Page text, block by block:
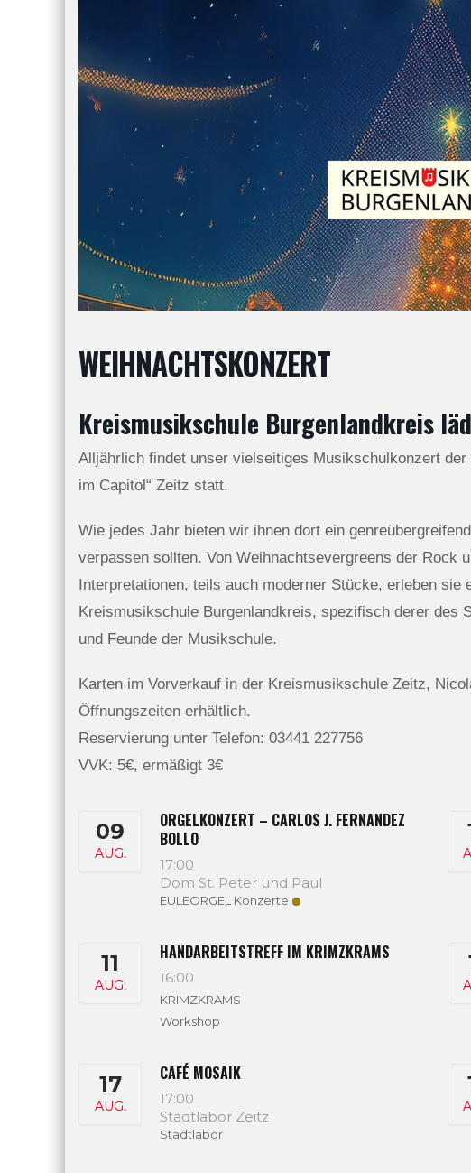
WEIHNACHTSKONZERT
Kreismusikschule Burgenlandkreis
Alljährlich findet unser vielseitiges Musikschulkonzert
im Capitol“ Zeitz statt.
Wie jedes Jahr bieten wir ihnen dort ein
verpassen sollten. Von Weihnachtsevergreens der Rock
Interpretationen, teils auch moderner Stücke, erleben sie
Kreismusikschule Burgenlandkreis, spezifisch derer des
und Feunde der Musikschule.
Karten im Vorverkauf in der Kreismusikschule Zeitz,
Öffnungszeiten erhältlich.
Reservierung unter Telefon: 03441 227756
VVK: 5€, ermäßigt 3€
09
AUG.
ORGELKONZERT – CARLOS J. FERNANDEZ
BOLLO
17:00
Dom St. Peter und Paul
EULEORGEL Konzerte
11
AUG.
HANDARBEITSTREFF IM KRIMZKRAMS
16:00
KRIMZKRAMS
Workshop
17
AUG.
CAFÉ MOSAIK
17:00
Stadtlabor Zeitz
Stadtlabor